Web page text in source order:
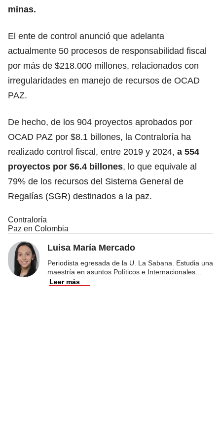
minas.
El ente de control anunció que adelanta
actualmente 50 procesos de responsabilidad fiscal
por más de $218.000 millones, relacionados con
irregularidades en manejo de recursos de OCAD
PAZ.
De hecho, de los 904 proyectos aprobados por
OCAD PAZ por $8.1 billones, la Contraloría ha
realizado control fiscal, entre 2019 y 2024, a 554
proyectos por $6.4 billones, lo que equivale al
79% de los recursos del Sistema General de
Regalías (SGR) destinados a la paz.
Contraloría
Paz en Colombia
Luisa María Mercado
Periodista egresada de la U. La Sabana. Estudia una
maestría en asuntos Políticos e Internacionales
Leer más